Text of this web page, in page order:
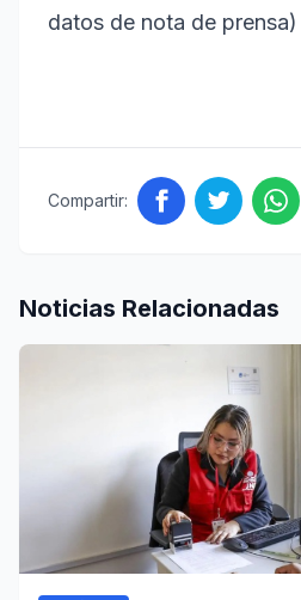
datos de nota de prensa)
Compartir:
Noticias Relacionadas